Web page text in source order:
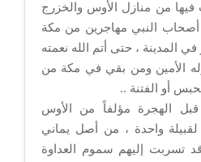
فيها من منازل الأوس والخزرج
أصحاب النبي مهاجرين من مكة
في المدينة ، حتى أتم الله نعمته
الأمين ومن بقي في مكة من
أو الفتنة ..
قبل الهجرة مؤلفاً من الأوس
واحدة ، من أصل يماني
تسربت إليهم سموم العداوة